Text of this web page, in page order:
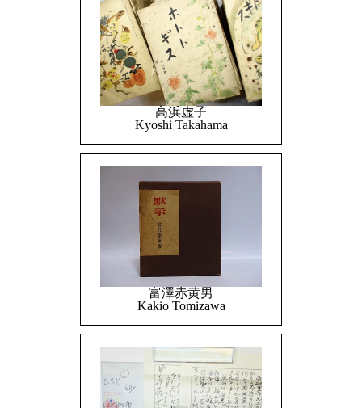
高浜虚子
Kyoshi Takahama
富澤赤黄男
Kakio Tomizawa